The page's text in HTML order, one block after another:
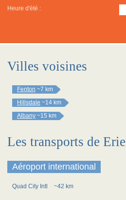
Heure d'été :
Villes voisines
Fenton ~7 km
Hillsdale ~14 km
Albany ~15 km
Les transports de Erie
Aéroport international
Quad City Intl ~42 km